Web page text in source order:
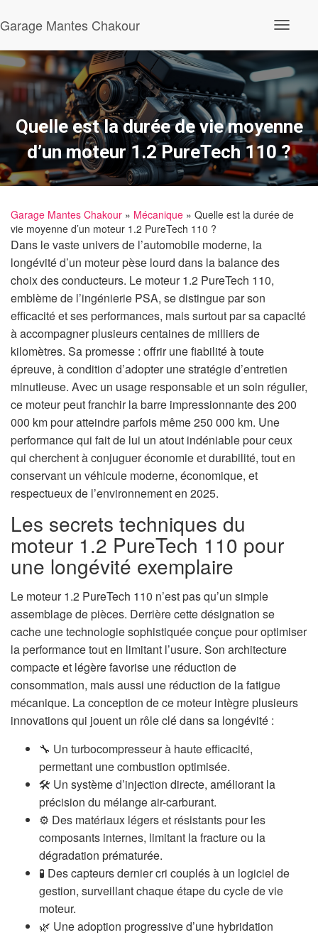
Garage Mantes Chakour
r
i
r
f
e
r
m
e
r
n
o
Quelle est la durée de vie moyenne
d’un moteur 1.2 PureTech 110 ?
Garage Mantes Chakour » Mécanique » Quelle est la durée de
vie moyenne d’un moteur 1.2 PureTech 110 ?
Dans le vaste univers de l’automobile moderne, la
longévité d’un moteur pèse lourd dans la balance des
choix des conducteurs. Le moteur 1.2 PureTech 110,
emblème de l’ingénierie PSA, se distingue par son
efficacité et ses performances, mais surtout par sa capacité
à accompagner plusieurs centaines de milliers de
kilomètres. Sa promesse : offrir une fiabilité à toute
épreuve, à condition d’adopter une stratégie d’entretien
minutieuse. Avec un usage responsable et un soin régulier,
ce moteur peut franchir la barre impressionnante des 200
000 km pour atteindre parfois même 250 000 km. Une
performance qui fait de lui un atout indéniable pour ceux
qui cherchent à conjuguer économie et durabilité, tout en
conservant un véhicule moderne, économique, et
respectueux de l’environnement en 2025.
Les secrets techniques du
moteur 1.2 PureTech 110 pour
une longévité exemplaire
Le moteur 1.2 PureTech 110 n’est pas qu’un simple
assemblage de pièces. Derrière cette désignation se
cache une technologie sophistiquée conçue pour optimiser
la performance tout en limitant l’usure. Son architecture
compacte et légère favorise une réduction de
consommation, mais aussi une réduction de la fatigue
mécanique. La conception de ce moteur intègre plusieurs
innovations qui jouent un rôle clé dans sa longévité :
🔧 Un turbocompresseur à haute efficacité,
permettant une combustion optimisée.
🛠️ Un système d’injection directe, améliorant la
précision du mélange air-carburant.
⚙️ Des matériaux légers et résistants pour les
composants internes, limitant la fracture ou la
dégradation prématurée.
🧪 Des capteurs dernier cri couplés à un logiciel de
gestion, surveillant chaque étape du cycle de vie
moteur.
🌿 Une adoption progressive d’une hybridation